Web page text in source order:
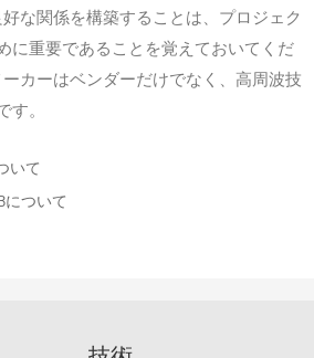
な関係を構築することは、プロジェク
に重要であることを覚えておいてくだ
カーはベンダーだけでなく、高周波技
。
いて
について